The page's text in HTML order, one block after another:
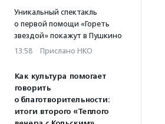
Уникальный спектакль
о первой помощи «Гореть
звездой» покажут в Пушкино
13:58 · Прислано НКО
Как культура помогает
говорить
о благотворительности:
итоги второго «Теплого